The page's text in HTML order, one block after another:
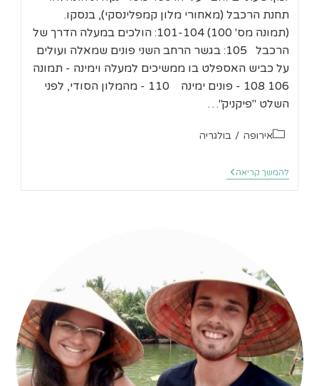
תחנת הרכבל (מאחורי מלון קמפלינסקי), בנסקו.
(תמונה מס' 100) 101-104: הולכים במעלה הדרך של
הרכבל 105: בגשר הרחב השני פונים שמאלה ועולים
על כביש האספלט בו ממשיכים למעלה וימינה - תמונה
106 108 - פונים ימינה 110 - מהמלון הסודי, לפני
השלט "פיקניק"…
קטגוריה:
אירופה / בולגריה
להמשך קריאה בנסקו
–